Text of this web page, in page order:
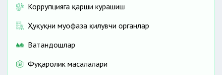
Коррупцияга қарши курашиш
Ҳуқуқни муҳофаза қилувчи органлар
Ватандошлар
Фуқаролик масалалари